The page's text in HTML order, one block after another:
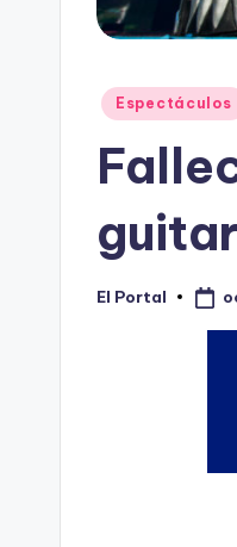
Publicado
Espectáculos
Publicado
El Portal